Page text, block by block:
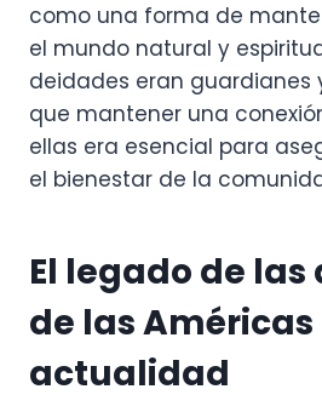
como una forma de
el mundo natural y
deidades eran guardianes
que mantener una
ellas era esencial para
el bienestar de la
El legado de
de las Américas
actualidad